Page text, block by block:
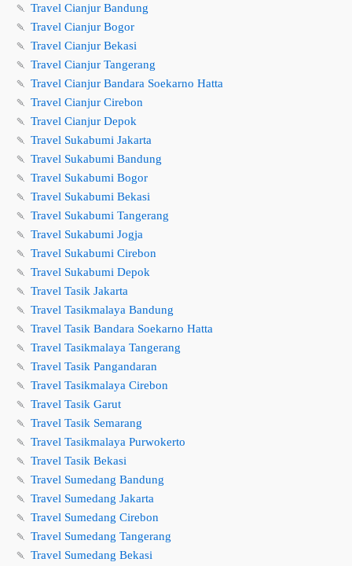
🍡 Travel Cianjur Bandung
🍡 Travel Cianjur Bogor
🍡 Travel Cianjur Bekasi
🍡 Travel Cianjur Tangerang
🍡 Travel Cianjur Bandara Soekarno Hatta
🍡 Travel Cianjur Cirebon
🍡 Travel Cianjur Depok
🍡 Travel Sukabumi Jakarta
🍡 Travel Sukabumi Bandung
🍡 Travel Sukabumi Bogor
🍡 Travel Sukabumi Bekasi
🍡 Travel Sukabumi Tangerang
🍡 Travel Sukabumi Jogja
🍡 Travel Sukabumi Cirebon
🍡 Travel Sukabumi Depok
🍡 Travel Tasik Jakarta
🍡 Travel Tasikmalaya Bandung
🍡 Travel Tasik Bandara Soekarno Hatta
🍡 Travel Tasikmalaya Tangerang
🍡 Travel Tasik Pangandaran
🍡 Travel Tasikmalaya Cirebon
🍡 Travel Tasik Garut
🍡 Travel Tasik Semarang
🍡 Travel Tasikmalaya Purwokerto
🍡 Travel Tasik Bekasi
🍡 Travel Sumedang Bandung
🍡 Travel Sumedang Jakarta
🍡 Travel Sumedang Cirebon
🍡 Travel Sumedang Tangerang
🍡 Travel Sumedang Bekasi